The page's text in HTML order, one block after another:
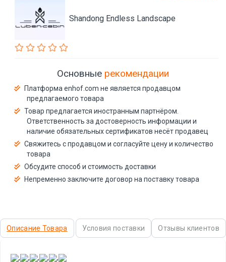
Shandong Endless Landscape
Основные рекомендации
Платформа enhof.com не является продавцом
предлагаемого товара
Товар предлагается иностранным партнёром.
Ответственность за достоверность информации и
наличие обязательных сертификатов несёт продавец
Свяжитесь с продавцом и согласуйте цену и количество
товара
Обсудите способ и стоимость доставки
Непременно заключите договор на поставку товара
Описание Товара Условия поставки Отзывы клиентов
, , , , ,